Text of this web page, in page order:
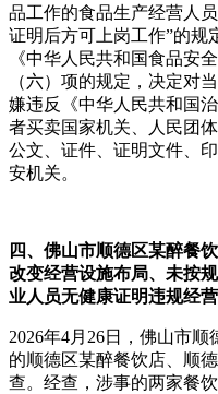
品工作的食品生产经营人
证明后方可上岗工作”的规
《中华人民共和国食品安
（六）项的规定，决定对
嫌违反《中华人民共和国
者买卖国家机关、人民团
公文、证件、证明文件、
安机关。
四、佛山市顺德区某醉餐
改变经营设施布局、未按
业人员无健康证明违规经
2026年4月26日，佛山市
的顺德区某醉餐饮店、顺
查。经查，涉事的两家餐